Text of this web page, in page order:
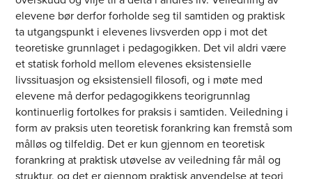
elevene bør derfor forholde seg til samtiden og praktisk
ta utgangspunkt i elevenes livsverden opp i mot det
teoretiske grunnlaget i pedagogikken. Det vil aldri være
et statisk forhold mellom elevenes eksistensielle
livssituasjon og eksistensiell filosofi, og i møte med
elevene må derfor pedagogikkens teorigrunnlag
kontinuerlig fortolkes for praksis i samtiden. Veiledning i
form av praksis uten teoretisk forankring kan fremstå som
målløs og tilfeldig. Det er kun gjennom en teoretisk
forankring at praktisk utøvelse av veiledning får mål og